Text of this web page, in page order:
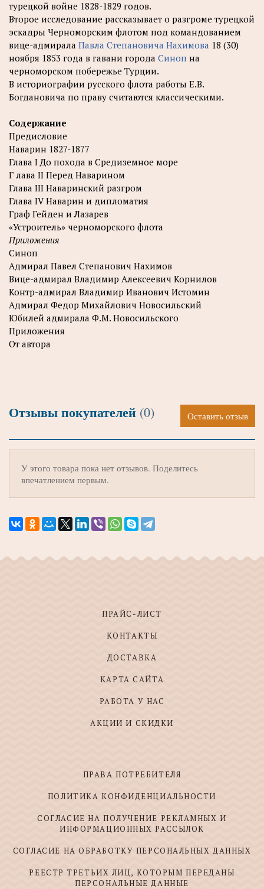
турецкой войне 1828-1829 годов.
Второе исследование рассказывает о разгроме турецкой
эскадры Черноморским флотом под командованием
вице-адмирала Павла Степановича Нахимова 18 (30)
ноября 1853 года в гавани города Синоп на
черноморском побережье Турции.
В историографии русского флота работы Е.В.
Богдановича по праву считаются классическими.
Содержание
Предисловие
Наварин 1827-1877
Глава I До похода в Средиземное море
Г лава II Перед Наварином
Глава III Наваринский разгром
Глава IV Наварин и дипломатия
Граф Гейден и Лазарев
«Устроитель» черноморского флота
Приложения
Синоп
Адмирал Павел Степанович Нахимов
Вице-адмирал Владимир Алексеевич Корнилов
Контр-адмирал Владимир Иванович Истомин
Адмирал Федор Михайлович Новосильский
Юбилей адмирала Ф.М. Новосильского
Приложения
От автора
Отзывы покупателей (0) Оставить отзыв
У этого товара пока нет отзывов. Поделитесь
впечатлением первым.
ПРАЙС-ЛИСТ
КОНТАКТЫ
ДОСТАВКА
КАРТА САЙТА
РАБОТА У НАС
АКЦИИ И СКИДКИ
ПРАВА ПОТРЕБИТЕЛЯ
ПОЛИТИКА КОНФИДЕНЦИАЛЬНОСТИ
СОГЛАСИЕ НА ПОЛУЧЕНИЕ РЕКЛАМНЫХ И
ИНФОРМАЦИОННЫХ РАССЫЛОК
СОГЛАСИЕ НА ОБРАБОТКУ ПЕРСОНАЛЬНЫХ ДАННЫХ
РЕЕСТР ТРЕТЬИХ ЛИЦ, КОТОРЫМ ПЕРЕДАНЫ
ПЕРСОНАЛЬНЫЕ ДАННЫЕ